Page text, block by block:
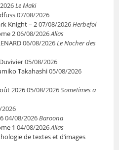
Le Maki
07/08/2026
Knight – 207/08/2026Herbefol
206/08/2026Alias
06/08/2026Le Nocher des
05/08/2026
Takahashi05/08/2026
202605/08/2026Sometimes a
04/08/2026Baroona
1 04/08/2026Alias
de textes et d’images